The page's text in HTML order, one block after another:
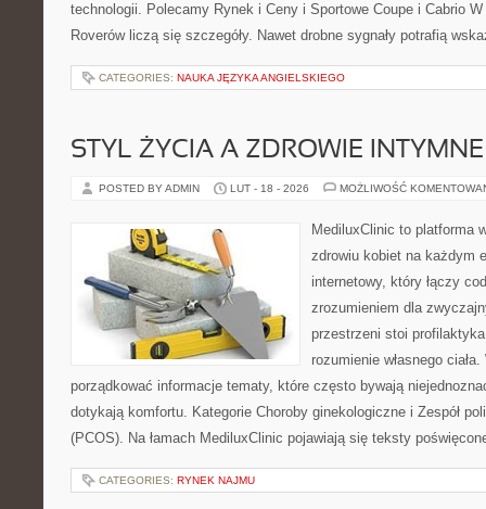
technologii. Polecamy Rynek i Ceny i Sportowe Coupe i Cabrio
Roverów liczą się szczegóły. Nawet drobne sygnały potrafią
CATEGORIES: NAUKA JĘZYKA ANGIELSKIEGO
STYL ŻYCIA A ZDROWIE INTYMNE
POSTED BY ADMIN LUT - 18 - 2026 MOŻLIWOŚĆ
MediluxClinic to platforma
zdrowiu kobiet na każdym
internetowy, który łączy
zrozumieniem dla
przestrzeni stoi
rozumienie własnego
porządkować informacje tematy, które często bywają
dotykają komfortu. Kategorie Choroby ginekologiczne i Zespół
(PCOS). Na łamach MediluxClinic pojawiają się teksty
CATEGORIES: RYNEK NAJMU